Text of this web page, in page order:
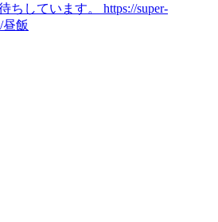
ちしています。 https://super-
昼飯